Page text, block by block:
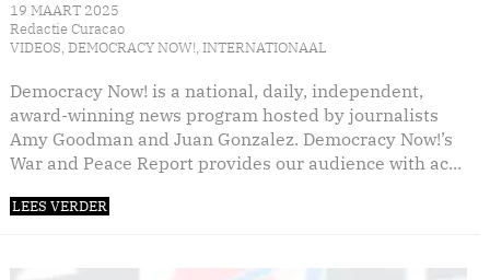
19 MAART 2025
Redactie Curacao
VIDEOS, DEMOCRACY NOW!, INTERNATIONAAL
Democracy Now! is a national, daily, independent,
award-winning news program hosted by journalists
Amy Goodman and Juan Gonzalez. Democracy Now!’s
War and Peace Report provides our audience with ac...
LEES VERDER